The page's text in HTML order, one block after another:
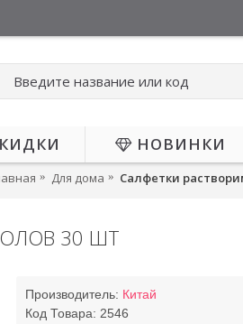
НОВИНКИ
Для дома Салфетки
30 ШТ
Производитель: Китай
Код Товара: 2546